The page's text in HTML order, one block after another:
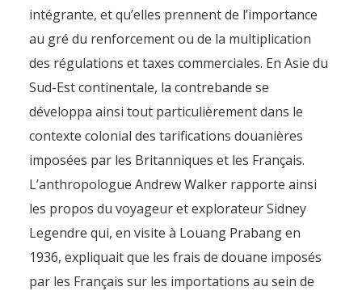
intégrante, et qu’elles prennent de l’importance
au gré du renforcement ou de la multiplication
des régulations et taxes commerciales. En Asie du
Sud-Est continentale, la contrebande se
développa ainsi tout particulièrement dans le
contexte colonial des tarifications douanières
imposées par les Britanniques et les Français.
L’anthropologue Andrew Walker rapporte ainsi
les propos du voyageur et explorateur Sidney
Legendre qui, en visite à Louang Prabang en
1936, expliquait que les frais de douane imposés
par les Français sur les importations au sein de